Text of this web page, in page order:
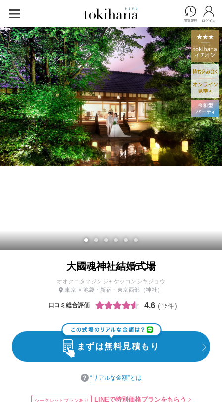
大國魂神社結婚式場
オオクニタマジンジャケッコンシキジョウ
東京 > 池袋・新宿・東京西部 （神社）
口コミ総合評価 4.6 15件
まずは無料見積もり
“リアルな金額”とは
シークレットプランあり LINEで特別価格プランをもらう